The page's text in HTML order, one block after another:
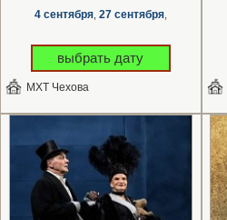
4 сентября, 27 сентября,
выбрать дату
МХТ Чехова